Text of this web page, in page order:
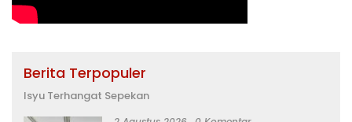
Berita Terpopuler
Isyu Terhangat Sepekan